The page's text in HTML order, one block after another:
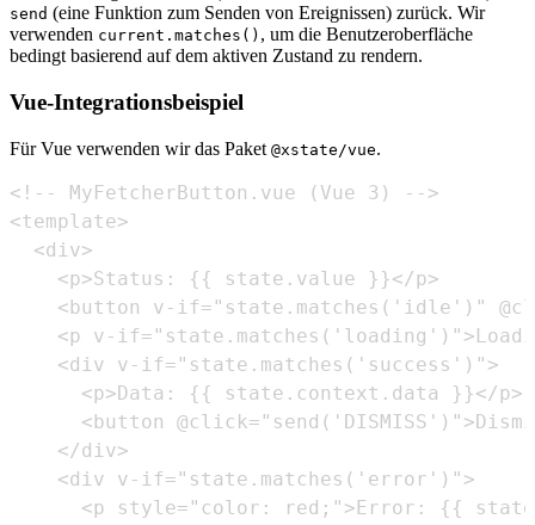
send (eine Funktion zum Senden von Ereignissen) zurück. Wir
verwenden current.matches() , um die Benutzeroberfläche
bedingt basierend auf dem aktiven Zustand zu rendern.
Vue-Integrationsbeispiel
Für Vue verwenden wir das Paket @xstate/vue.